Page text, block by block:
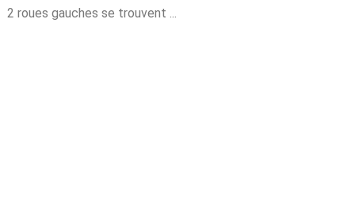
2 roues gauches se trouvent ...